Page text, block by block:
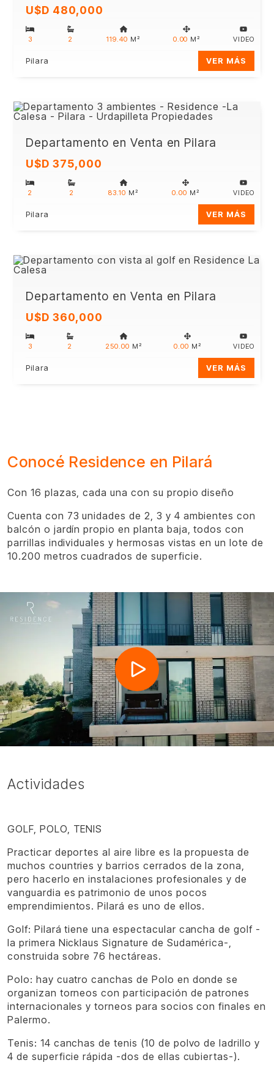
U$D 480,000
3 2 119.40 M² 0.00 M² VIDEO
Pilara VER MÁS
Departamento en Venta en Pilara
U$D 375,000
2 2 83.10 M² 0.00 M² VIDEO
Pilara VER MÁS
Departamento en Venta en Pilara
U$D 360,000
3 2 250.00 M² 0.00 M² VIDEO
Pilara VER MÁS
Conocé Residence en Pilará
Con 16 plazas, cada una con su propio diseño
Cuenta con 73 unidades de 2, 3 y 4 ambientes con
balcón o jardín propio en planta baja, todos con
parrillas individuales y hermosas vistas en un lote de
10.200 metros cuadrados de superficie.
Actividades
GOLF, POLO, TENIS
Practicar deportes al aire libre es la propuesta de
muchos countries y barrios cerrados de la zona,
pero hacerlo en instalaciones profesionales y de
vanguardia es patrimonio de unos pocos
emprendimientos. Pilará es uno de ellos.
Golf: Pilará tiene una espectacular cancha de golf -
la primera Nicklaus Signature de Sudamérica-,
construida sobre 76 hectáreas.
Polo: hay cuatro canchas de Polo en donde se
organizan torneos con participación de patrones
internacionales y torneos para socios con finales en
Palermo.
Tenis: 14 canchas de tenis (10 de polvo de ladrillo y
4 de superficie rápida -dos de ellas cubiertas-).